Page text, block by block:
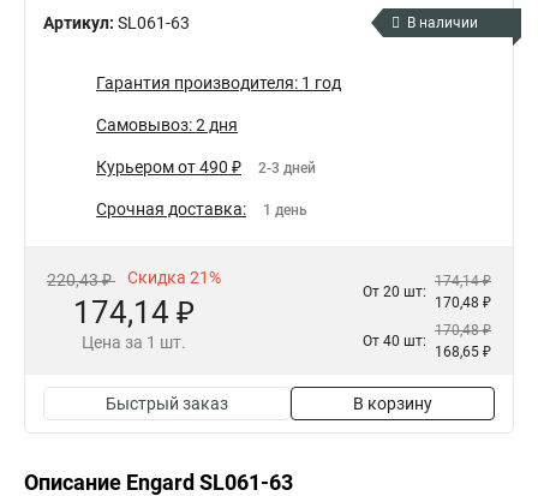
Артикул: SL061-63 В наличии
Гарантия производителя: 1 год
Самовывоз: 2 дня
Курьером от 490 ₽ 2-3 дней
Срочная доставка: 1 день
220,43 ₽ Скидка 21%
174,14 ₽
Цена за 1 шт.
От 20 шт:
174,14 ₽
170,48 ₽
От 40 шт:
170,48 ₽
168,65 ₽
Быстрый заказ В корзину
Описание Engard SL061-63